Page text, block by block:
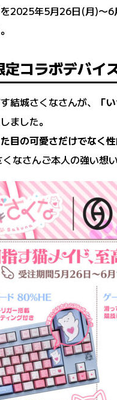
2025年5月26日(月)〜6
定コラボデバイ
結城さくなさんが、 「
ました。
た目の可愛さだけでなく
なさんご本人の強い想